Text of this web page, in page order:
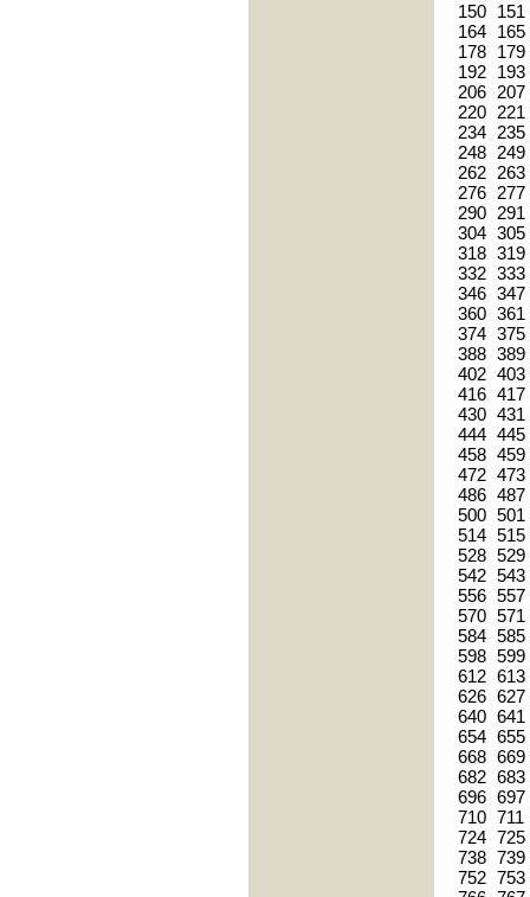
150
151
164
165
178
179
192
193
206 207
220
221
234
235
248
249
262
263
276
277
290
291
304 305
318 319
332 333
346 347
360 361
374 375
388 389
402 403
416 417
430 431
444 445
458 459
472 473
486 487
500 501
514 515
528 529
542 543
556 557
570 571
584 585
598 599
612 613
626 627
640 641
654 655
668 669
682 683
696 697
710 711
724 725
738 739
752 753